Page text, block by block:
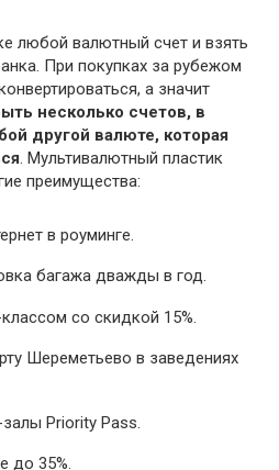
любой валютный счет и взять
При покупках за рубежом
а значит
несколько счетов, в
другой валюте, которая
. Мультивалютный пластик
преимущества:
в роуминге.
багажа дважды в год.
со скидкой 15%.
Шереметьево в заведениях
Priority Pass.
до 35%.